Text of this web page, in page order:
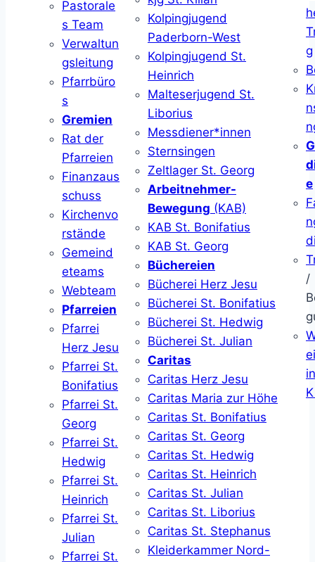
Pastorale
s Team
Verwaltun
gsleitung
Pfarrbüro
s
Gremien
Rat der
Pfarreien
Finanzaus
schuss
Kirchenvo
rstände
Gemeind
eteams
Webteam
Pfarreien
Pfarrei
Herz Jesu
Pfarrei St.
Bonifatius
Pfarrei St.
Georg
Pfarrei St.
Hedwig
Pfarrei St.
Heinrich
Pfarrei St.
Julian
Pfarrei St.
Kolpingjugend
Paderborn-West
Kolpingjugend St.
Heinrich
Malteserjugend St.
Liborius
Messdiener*innen
Sternsingen
Zeltlager St. Georg
Arbeitnehmer-
Bewegung (KAB)
KAB St. Bonifatius
KAB St. Georg
Büchereien
Bücherei Herz Jesu
Bücherei St. Bonifatius
Bücherei St. Hedwig
Bücherei St. Julian
Caritas
Caritas Herz Jesu
Caritas Maria zur Höhe
Caritas St. Bonifatius
Caritas St. Georg
Caritas St. Hedwig
Caritas St. Heinrich
Caritas St. Julian
Caritas St. Liborius
Caritas St. Stephanus
Kleiderkammer Nord-
g
e
/